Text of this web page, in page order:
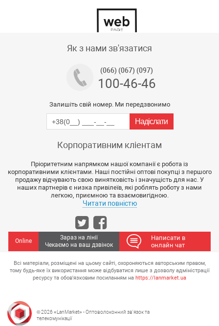
Як з нами зв'язатися
(066) (067) (097)
100-46-46
Залишіть свій номер. Ми передзвонимо
Корпоративним кліентам
Пріоритетним напрямком нашої компанії є робота із
корпоративними клієнтами. Наші постійні оптові покупці з першого
продажу відчувають свою винятковість і значущість для нас. У
наших партнерів є низка привілеїв, які роблять роботу з нами
легкою, приємною та взаємовигідною.
Читати повністю
Online
Зараз на лінії
Чекаємо на ваш дзвінок
Написати в
онлайн чат
© 2026 «LanMarket» - Оптоволоконний зв'язок та
телекомунікації
Всі матеріали, розміщені на цьому сайті, охороняються авторським правом,
тому будь-яке їх використання може відбуватися лише з дозволу адміністрації
ресурсу та обов'язковим посиланням на https://lanmarket.ua